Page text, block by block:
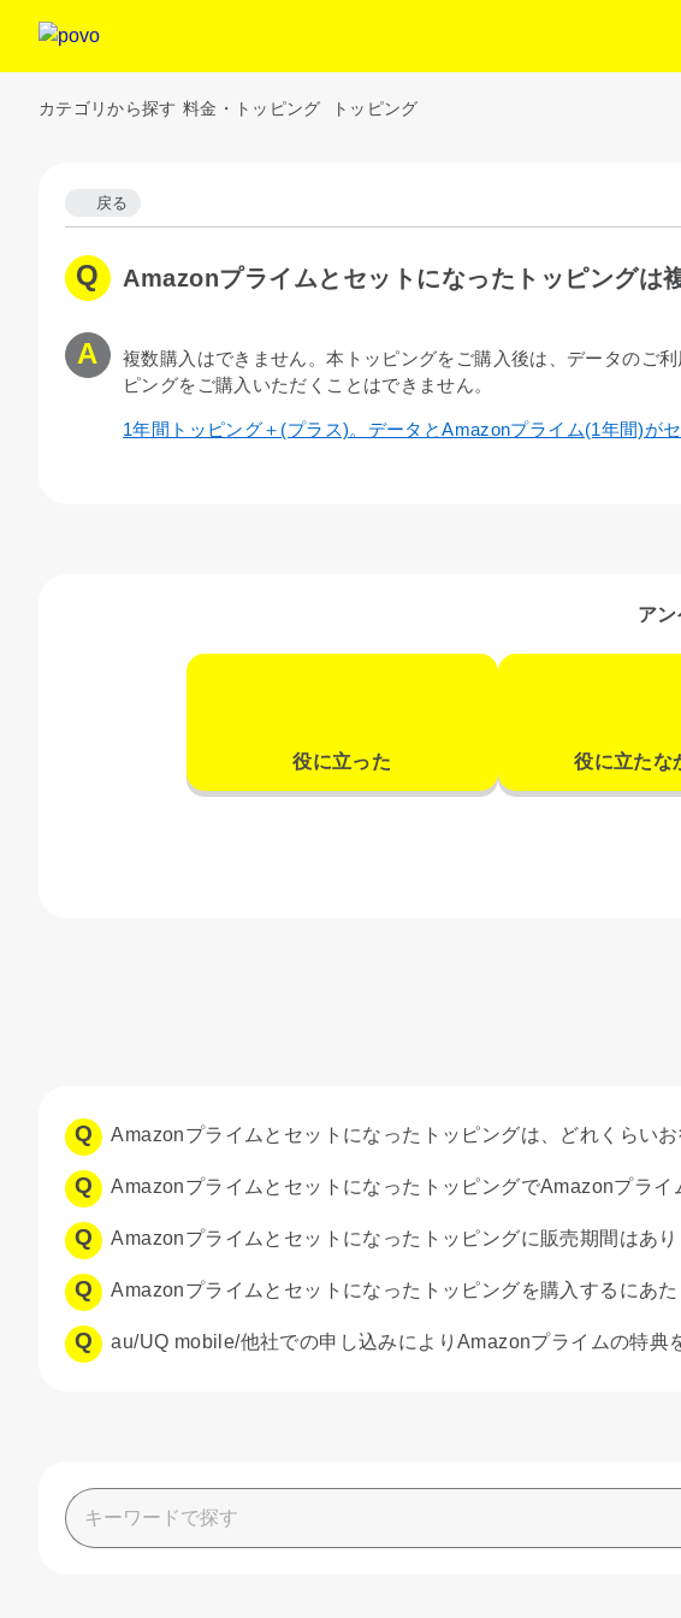
カテゴリから探す 料金・トッピング トッピング
戻る
Amazonプライムとセットになったトッピングは
複数購入はできません。本トッピングをご購入後は、データのご
ピングをご購入いただくことはできません。
1年間トッピング＋(プラス)。データとAmazonプライム(1年間)が
ア
役に立った 役に立たな
Amazonプライムとセットになったトッピングは、どれくらいお
AmazonプライムとセットになったトッピングでAmazonプラ
Amazonプライムとセットになったトッピングに販売期間はあり
Amazonプライムとセットになったトッピングを購入するにあ
au/UQ mobile/他社での申し込みによりAmazonプライムの特典